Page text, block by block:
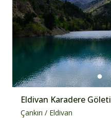
Eldivan Karadere Göleti
Çankırı / Eldivan